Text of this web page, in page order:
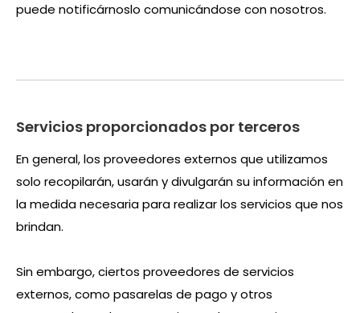
puede notificárnoslo comunicándose con nosotros.
Servicios proporcionados por terceros
En general, los proveedores externos que utilizamos
solo recopilarán, usarán y divulgarán su información en
la medida necesaria para realizar los servicios que nos
brindan.
Sin embargo, ciertos proveedores de servicios
externos, como pasarelas de pago y otros